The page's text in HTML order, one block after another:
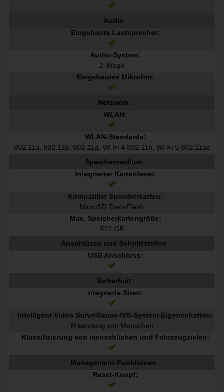
Audio
Eingebaute Lautsprecher:
Audio-System:
2-Wege
Eingebautes Mikrofon:
Netzwerk
WLAN:
WLAN-Standards:
802.11a, 802.11b, 802.11g, Wi-Fi 4 802.11n, Wi-Fi 5 802.11ac
Speichermedium
Integrierter Kartenleser:
Kompatible Speicherkarten:
MicroSD TransFlash
Max. Speicherkartengröße:
512 GB
Anschlüsse und Schnittstellen
USB Anschluss:
Sicherheit
ntegrierte Siren:
Intelligent Video Surveillance-IVS-System-Eigenschaften:
Erkennung von Menschen
Klassifizierung von menschlichen und Fahrzeugzielen:
Management-Funktionen
Reset-Knopf: